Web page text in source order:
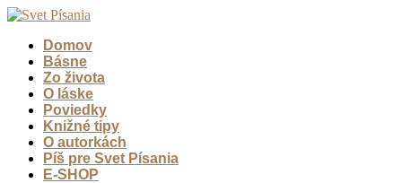
Domov
Básne
Zo života
O láske
Poviedky
Knižné tipy
O autorkách
Píš pre Svet Písania
E-SHOP